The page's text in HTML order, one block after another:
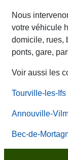
Nous
votre véhicule
domicile, rues,
ponts, gare,
Voir aussi les
Tourville-les-
Annouville-
Bec-de-